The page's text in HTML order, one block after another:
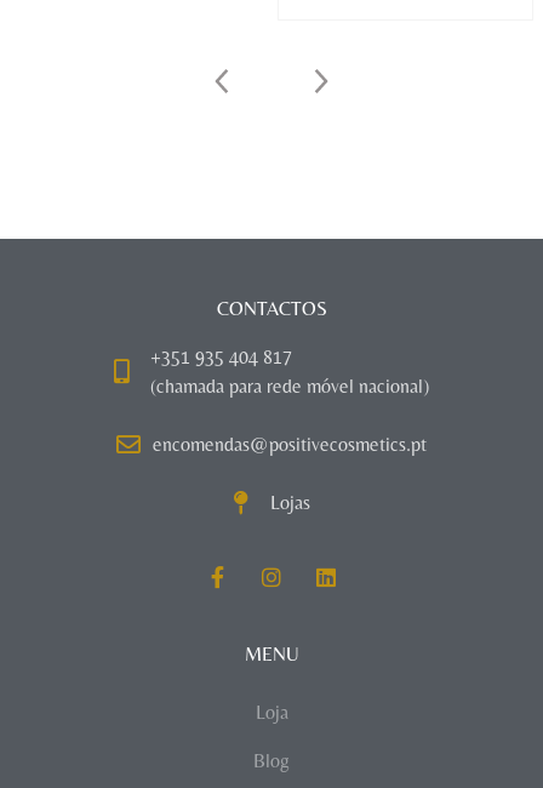
CONTACTOS
+351 935 404 817
(chamada para rede móvel nacional)
encomendas@positivecosmetics.pt
Lojas
MENU
Loja
Blog